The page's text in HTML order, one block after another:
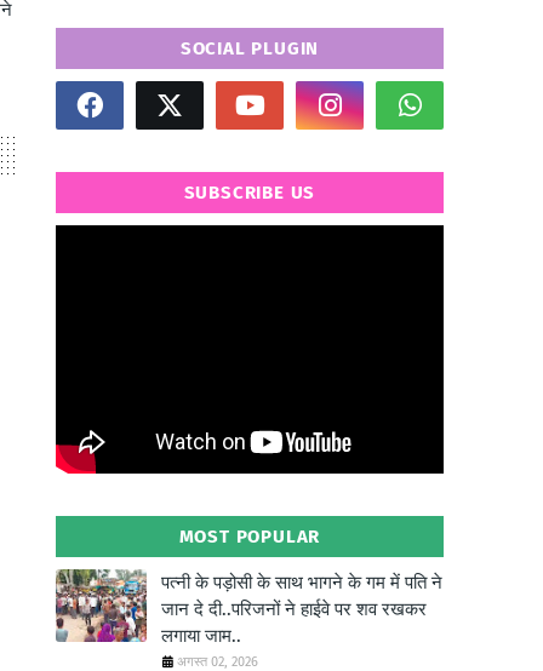
SOCIAL PLUGIN
SUBSCRIBE US
MOST POPULAR
पत्नी के पड़ोसी के साथ भागने के गम में पति ने
जान दे दी..परिजनों ने हाईवे पर शव रखकर
लगाया जाम..
अगस्त 02, 2026